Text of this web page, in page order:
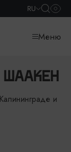
RU
Меню
ШААКЕН
и